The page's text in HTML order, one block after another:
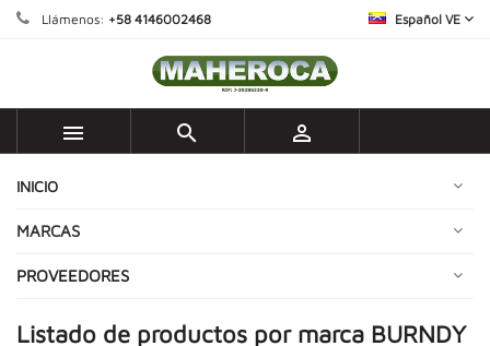
Llámenos: +58 4146002468 Español VE
  
INICIO
MARCAS
PROVEEDORES
Listado de productos por marca BURNDY